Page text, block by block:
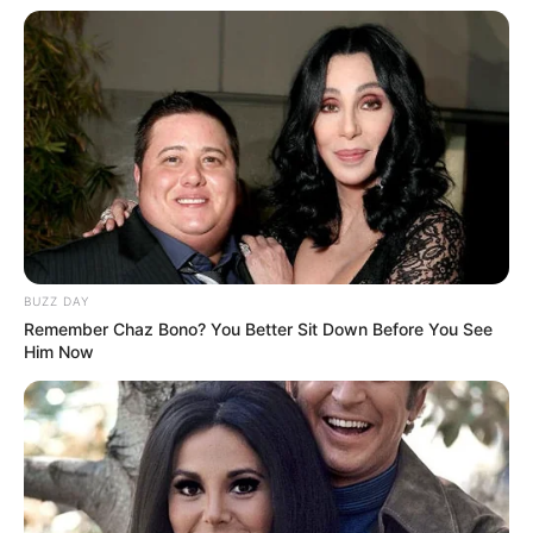
Lageplan als
Deutschlandweit Veranstaltung kostenlos
eintragen:
BUZZ DAY
Remember Chaz Bono? You Better Sit Down Before You See
Him Now